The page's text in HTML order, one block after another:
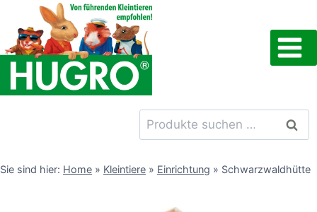
Inhalt
springen
Suchen
nach:
Sie sind hier: Home » Kleintiere » Einrichtung » Schwarzwaldhütte